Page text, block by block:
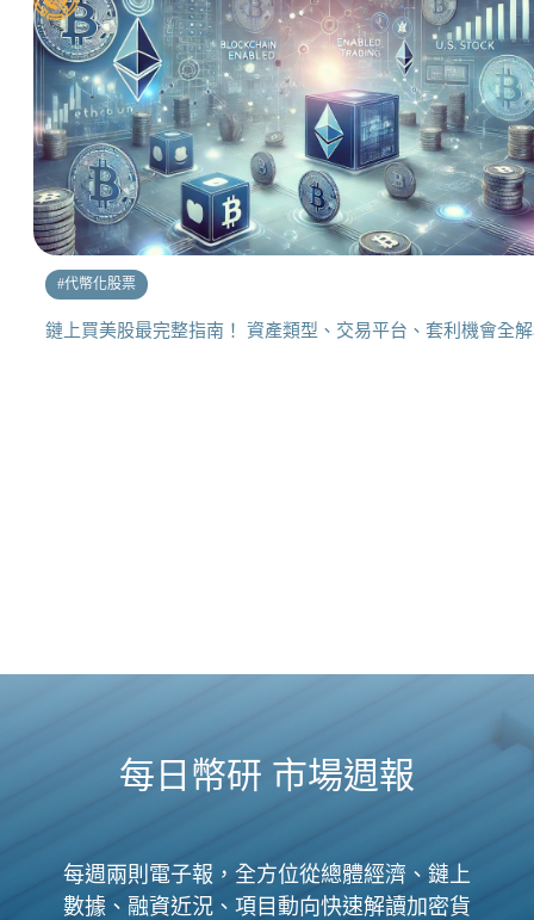
#代幣化股票
鏈上買美股最完整指南！ 資產類型、交易平台、套利機會全
每日幣研 市場週報
每週兩則電子報，全方位從總體經濟、鏈上
數據、融資近況、項目動向快速解讀加密貨